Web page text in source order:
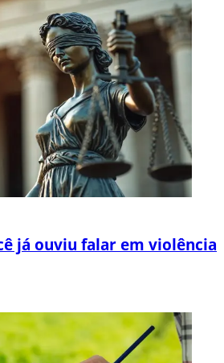
já ouviu falar em violência